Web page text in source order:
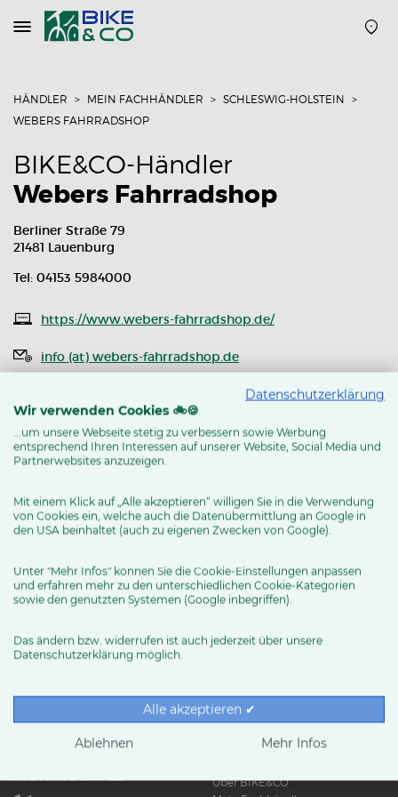
Navigation
öffnen
HÄNDLER MEIN FACHHÄNDLER
SCHLESWIG-HOLSTEIN
WEBERS FAHRRADSHOP
BIKE&CO-Händler
Webers Fahrradshop
Berliner Straße 79
21481 Lauenburg
Tel: 04153 5984000
https://www.webers-fahrradshop.de/
info (at) webers-fahrradshop.de
MEHR ERFAHREN
News & Trends
Ratgeber
Über BIKE&CO
Datenschutzerklärung
Wir verwenden Cookies 🚲🍪
...um unsere Webseite stetig zu verbessern sowie Werbung
entsprechend Ihren Interessen auf unserer Website, Social Media und
Partnerwebsites anzuzeigen.
Mit einem Klick auf „Alle akzeptieren“ willigen Sie in die Verwendung
von Cookies ein, welche auch die Datenübermittlung an Google in
den USA beinhaltet (auch zu eigenen Zwecken von Google).
Unter "Mehr Infos" können Sie die Cookie-Einstellungen anpassen
und erfahren mehr zu den unterschiedlichen Cookie-Kategorien
sowie den genutzten Systemen (Google inbegriffen).
Das ändern bzw. widerrufen ist auch jederzeit über unsere
Datenschutzerklärung möglich.
Alle akzeptieren ✔
Ablehnen Mehr Infos